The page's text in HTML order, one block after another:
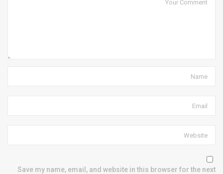
Save my name, email, and website in this browser for the next